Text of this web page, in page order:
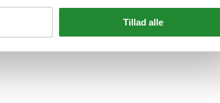
Tillad alle